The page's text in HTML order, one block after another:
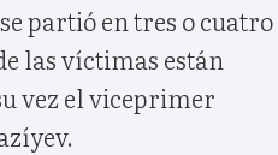
partió en tres o cuatro
las víctimas están
vez el viceprimer